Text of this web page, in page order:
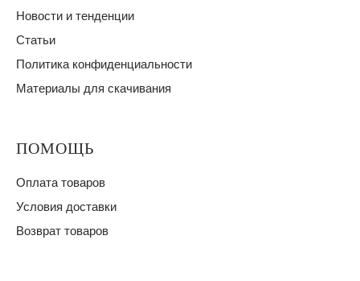
Новости и тенденции
Статьи
Политика конфиденциальности
Материалы для скачивания
ПОМОЩЬ
Оплата товаров
Условия доставки
Возврат товаров